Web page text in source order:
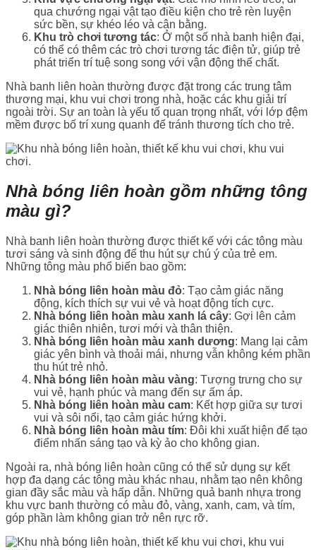
qua chướng ngại vật tạo điều kiện cho trẻ rèn luyện
sức bền, sự khéo léo và cân bằng.
Khu trò chơi tương tác: Ở một số nhà banh hiện đại,
có thể có thêm các trò chơi tương tác điện tử, giúp trẻ
phát triển trí tuệ song song với vận động thể chất.
Nhà banh liên hoàn thường được đặt trong các trung tâm
thương mại, khu vui chơi trong nhà, hoặc các khu giải trí
ngoài trời. Sự an toàn là yếu tố quan trọng nhất, với lớp đệm
mềm được bố trí xung quanh để tránh thương tích cho trẻ.
Nhà bóng liên hoàn gồm những tông
màu gì?
Nhà banh liên hoàn thường được thiết kế với các tông màu
tươi sáng và sinh động để thu hút sự chú ý của trẻ em.
Những tông màu phổ biến bao gồm:
Nhà bóng liên hoàn màu đỏ: Tạo cảm giác năng
động, kích thích sự vui vẻ và hoạt động tích cực.
Nhà bóng liên hoàn màu xanh lá cây: Gợi lên cảm
giác thiên nhiên, tươi mới và thân thiện.
Nhà bóng liên hoàn màu xanh dương: Mang lại cảm
giác yên bình và thoải mái, nhưng vẫn không kém phần
thu hút trẻ nhỏ.
Nhà bóng liên hoàn màu vàng: Tượng trưng cho sự
vui vẻ, hạnh phúc và mang đến sự ấm áp.
Nhà bóng liên hoàn màu cam: Kết hợp giữa sự tươi
vui và sôi nổi, tạo cảm giác hứng khởi.
Nhà bóng liên hoàn màu tím: Đôi khi xuất hiện để tạo
điểm nhấn sáng tạo và kỳ ảo cho không gian.
Ngoài ra, nhà bóng liên hoàn cũng có thể sử dụng sự kết
hợp đa dạng các tông màu khác nhau, nhằm tạo nên không
gian đầy sắc màu và hấp dẫn. Những quả banh nhựa trong
khu vực banh thường có màu đỏ, vàng, xanh, cam, và tím,
góp phần làm không gian trở nên rực rỡ.